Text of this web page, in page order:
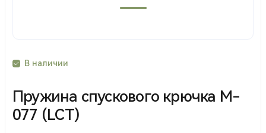
В наличии
Пружина спускового крючка M-
077 (LCT)